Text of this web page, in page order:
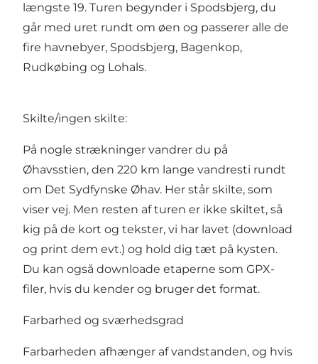
længste 19. Turen begynder i Spodsbjerg, du
går med uret rundt om øen og passerer alle de
fire havnebyer, Spodsbjerg, Bagenkop,
Rudkøbing og Lohals.
Skilte/ingen skilte:
På nogle strækninger vandrer du på
Øhavsstien, den 220 km lange vandresti rundt
om Det Sydfynske Øhav. Her står skilte, som
viser vej. Men resten af turen er ikke skiltet, så
kig på de kort og tekster, vi har lavet (download
og print dem evt.) og hold dig tæt på kysten.
Du kan også downloade etaperne som GPX-
filer, hvis du kender og bruger det format.
Farbarhed og sværhedsgrad
Farbarheden afhænger af vandstanden, og hvis